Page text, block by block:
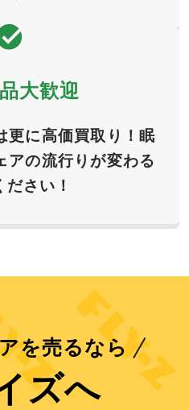
大歓迎
更に高価買取り！眠
アの流行りが変わる
さい！
を売るなら
ズへ